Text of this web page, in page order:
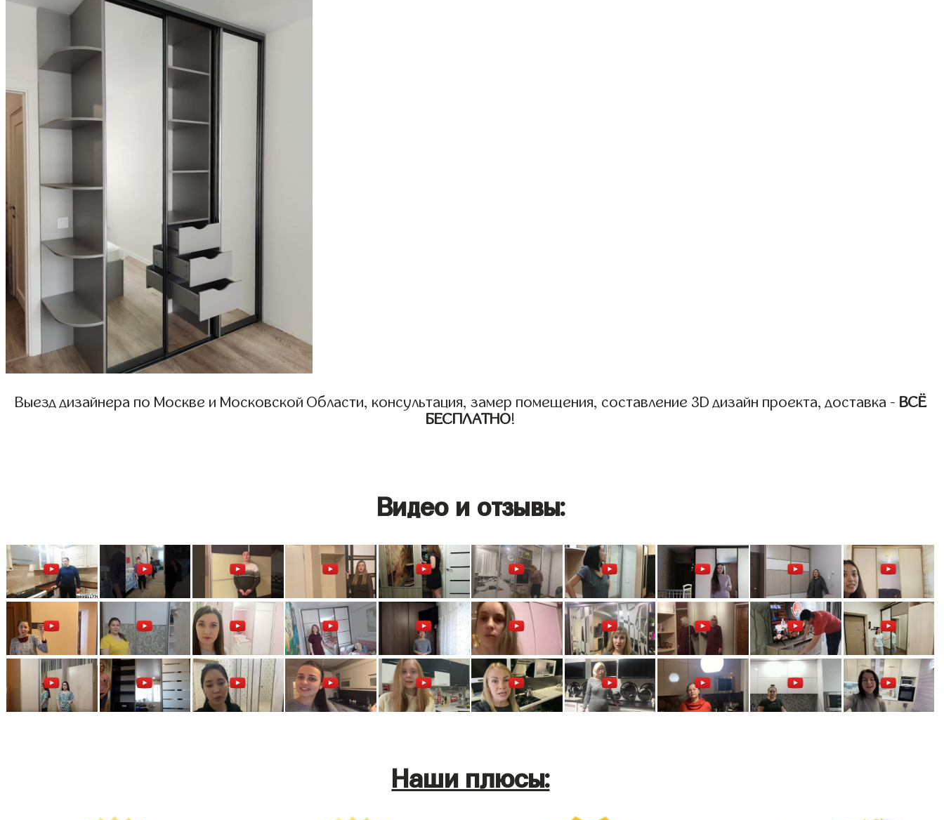
Выезд дизайнера по Москве и Московской Области, консультация, замер помещения, составление 3D дизайн проекта, доставка - ВСЁ
БЕСПЛАТНО!
Видео и отзывы:
Наши плюсы: